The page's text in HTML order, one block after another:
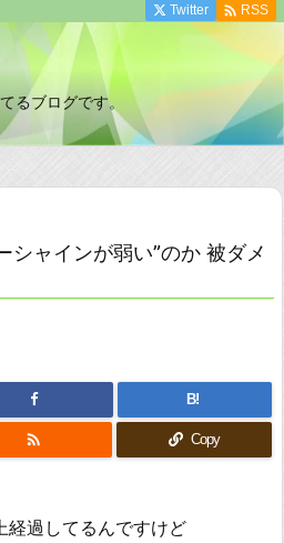
るブログです。
Twitter  RSS
シャインが弱い”のか 被ダメ
B!
 Copy
経過してるんですけど